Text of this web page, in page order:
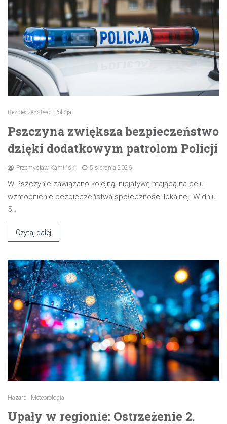
Bezpieczeństwo Policja
Pszczyna zwiększa bezpieczeństwo
dzięki dodatkowym patrolom Policji
Przemysław Kamiński 5 sierpnia 2026
W Pszczynie zawiązano kolejną inicjatywę mającą na celu
wzmocnienie bezpieczeństwa społeczności lokalnej. W dniu
5…
Czytaj dalej
Hazard Meteorologia
Upały w regionie: Ostrzeżenie 2.